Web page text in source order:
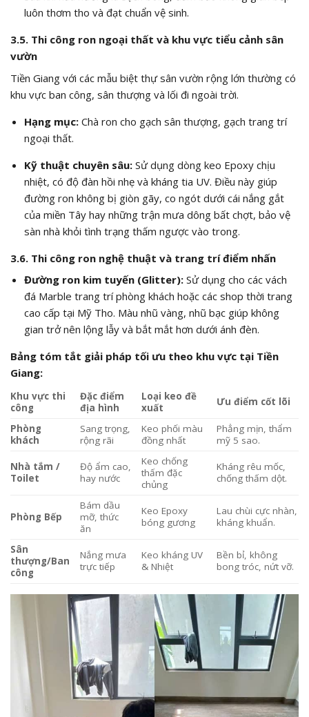
luôn thơm tho và đạt chuẩn vệ sinh.
3.5. Thi công ron ngoại thất và khu vực tiểu cảnh sân
vườn
Tiền Giang với các mẫu biệt thự sân vườn rộng lớn thường có
khu vực ban công, sân thượng và lối đi ngoài trời.
Hạng mục:Chà ron cho gạch sân thượng, gạch trang trí
ngoại thất.
Kỹ thuật chuyên sâu:Sử dụng dòng keo Epoxy chịu
nhiệt, có độ đàn hồi nhẹ và kháng tia UV. Điều này giúp
đường ron không bị giòn gãy, co ngót dưới cái nắng gắt
của miền Tây hay những trận mưa dông bất chợt, bảo vệ
sàn nhà khỏi tình trạng thấm ngược vào trong.
3.6. Thi công ron nghệ thuật và trang trí điểm nhấn
Đường ron kim tuyến (Glitter):Sử dụng cho các vách
đá Marble trang trí phòng khách hoặc các shop thời trang
cao cấp tại Mỹ Tho. Màu nhũ vàng, nhũ bạc giúp không
gian trở nên lộng lẫy và bắt mắt hơn dưới ánh đèn.
Bảng tóm tắt giải pháp tối ưu theo khu vực tại Tiền
Giang:
Khu vực thi
công
Đặc điểm
địa hình
Loại keo đề
xuất
Ưu điểm cốt lõi
Phòng
khách
Sang trọng,
rộng rãi
Keo phối màu
đồng nhất
Phẳng mịn, thẩm
mỹ 5 sao.
Nhà tắm /
Toilet
Độ ẩm cao,
hay nước
Keo chống
thấm đặc
chủng
Kháng rêu mốc,
chống thấm dột.
Phòng Bếp
Bám dầu
mỡ, thức
ăn
Keo Epoxy
bóng gương
Lau chùi cực nhàn,
kháng khuẩn.
Sân
thượng/Ban
công
Nắng mưa
trực tiếp
Keo kháng UV
& Nhiệt
Bền bỉ, không
bong tróc, nứt vỡ.